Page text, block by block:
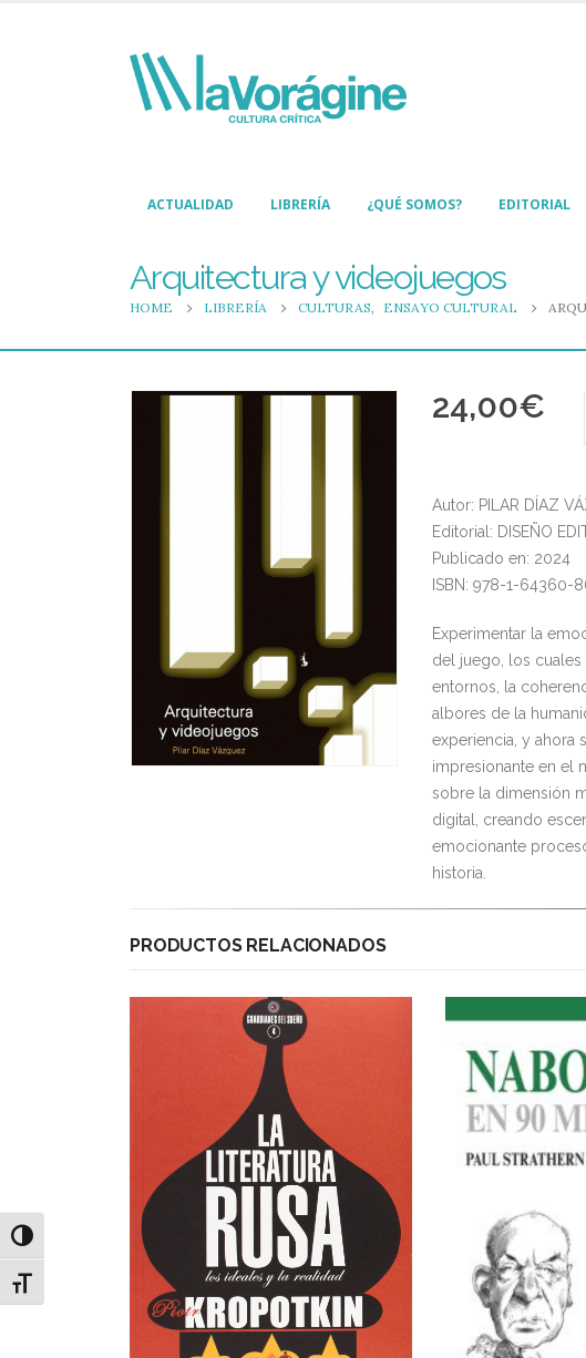
Alternar alto contraste
Alternar tamaño de letra
ACTUALIDAD LIBRERÍA ¿QUÉ SOMOS? EDITORIAL
Arquitectura y videojuegos
HOME LIBRERÍA CULTURAS, ENSAYO CULTURAL
24,00€
Autor: PILAR DÍAZ
Editorial: DISEÑO
Publicado en: 2024
ISBN: 978-1-64360-
Experimentar la
del juego, los cuales
entornos, la
albores de la
experiencia, y ahora
impresionante en el
sobre la dimensión
digital, creando
emocionante
historia.
PRODUCTOS RELACIONADOS